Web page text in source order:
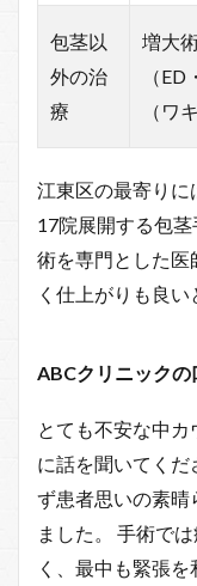
包茎以
外の治
療
増大
（
（ワ
江東区の最寄りに
17院展開する包
術を専門とした医
く仕上がりも良い
ABCクリニックの
とても不安な中
に話を聞いてく
ず患者思いの素晴
ました。 手術で
く、最中も緊張